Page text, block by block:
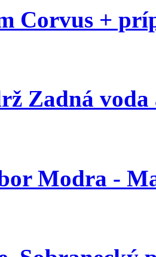
Corvus +
Zadná voda
Modra -